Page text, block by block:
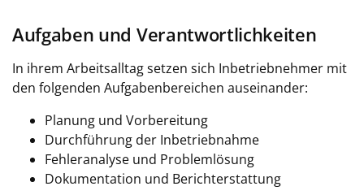
Aufgaben und Verantwortlichkeiten
In ihrem Arbeitsalltag setzen sich Inbetriebnehmer mit
den folgenden Aufgabenbereichen auseinander:
Planung und Vorbereitung
Durchführung der Inbetriebnahme
Fehleranalyse und Problemlösung
Dokumentation und Berichterstattung